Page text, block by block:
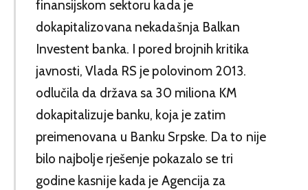
finansijskom sektoru kada je
dokapitalizovana nekadašnja Balkan
Investent banka. I pored brojnih kritika
javnosti, Vlada RS je polovinom 2013.
odlučila da država sa 30 miliona KM
dokapitalizuje banku, koja je zatim
preimenovana u Banku Srpske. Da to nije
bilo najbolje rješenje pokazalo se tri
godine kasnije kada je Agencija za